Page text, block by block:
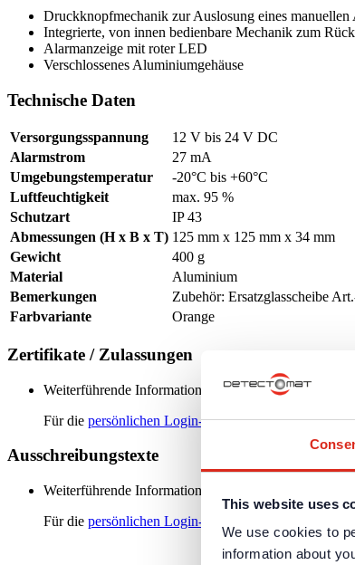
This website uses
We use cookies to
information about
Druckknopfmechanik zur Auslosung eines manuellen
Integrierte, von innen bedienbare Mechanik zum
Alarmanzeige mit roter LED
Verschlossenes Aluminiumgehäuse
Technische Daten
Versorgungsspannung
12 V bis 24 V DC
Alarmstrom
27 mA
Umgebungstemperatur
-20°C bis +60°C
Luftfeuchtigkeit
max. 95 %
Schutzart
IP 43
Abmessungen (H x B x T) 125 mm x 125 mm x 34 mm
Gewicht
400 g
Material
Aluminium
Bemerkungen
Zubehör: Ersatzglasscheibe
Farbvariante
Orange
Zertifikate / Zulassungen
Weiterführende Informationen und Downloads zu
Für die persönlichen Login-Datenist eine einmalige
Ausschreibungstexte
Weiterführende Informationen und Downloads zu
Für die persönlichen Login-Daten